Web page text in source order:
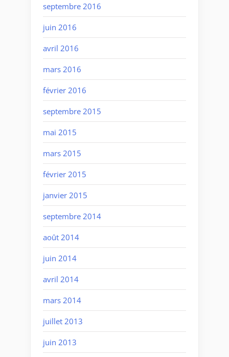
septembre 2016
juin 2016
avril 2016
mars 2016
février 2016
septembre 2015
mai 2015
mars 2015
février 2015
janvier 2015
septembre 2014
août 2014
juin 2014
avril 2014
mars 2014
juillet 2013
juin 2013